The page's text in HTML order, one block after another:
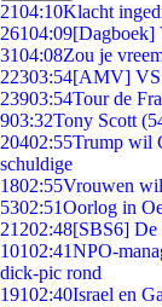
2104:10Klacht
26104:09[Dagboek]
3104:08Zou je
22303:54[AMV] VS
23903:54Tour de
903:32Tony Scott
20402:55Trump wil
schuldige
1802:55Vrouwen
5302:51Oorlog in
21202:48[SBS6] De
10102:41NPO-
dick-pic rond
19102:40Israel en